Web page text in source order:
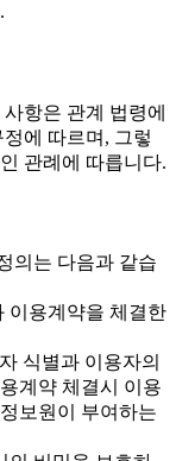
항은 관계 법령에
에 따르며, 그렇
관례에 따릅니다.
의는 다음과 같습
용계약을 체결한
식별과 이용자의
계약 체결시 이용
보원이 부여하는